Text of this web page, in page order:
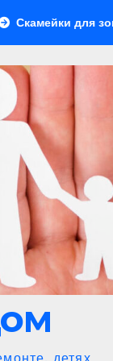
зоны барбекю:
детях